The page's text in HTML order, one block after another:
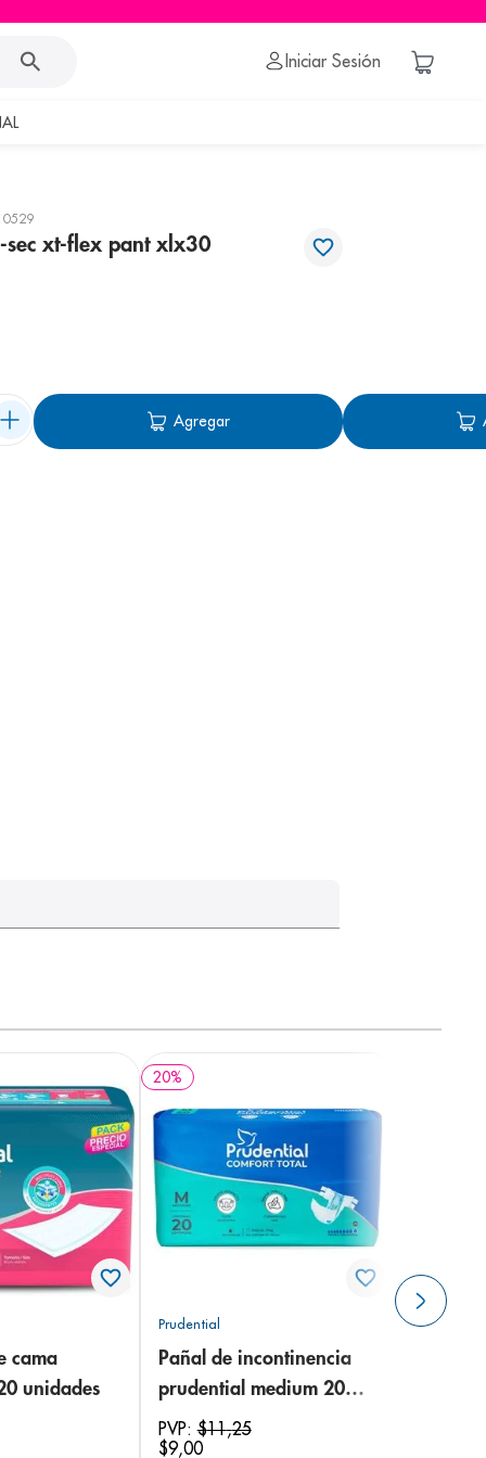
Iniciar Sesión
sec xt-flex pant xlx30
Agregar
cama
unidades
20%
Prudential
Pañal de incontinencia
prudential medium 20
unidades
PVP:$11,25
$9,00